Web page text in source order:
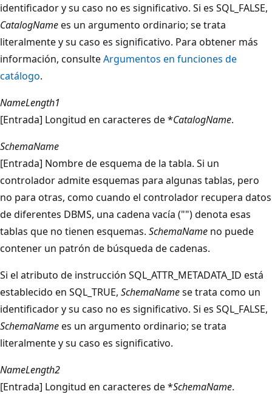
identificador y su caso no es significativo. Si es SQL_FALSE,
CatalogNamees un argumento ordinario; se trata
literalmente y su caso es significativo. Para obtener más
información, consulteArgumentos en funciones de
catálogo.
NameLength1
[Entrada] Longitud en caracteres de *CatalogName.
SchemaName
[Entrada] Nombre de esquema de la tabla. Si un
controlador admite esquemas para algunas tablas, pero
no para otras, como cuando el controlador recupera datos
de diferentes DBMS, una cadena vacía ("") denota esas
tablas que no tienen esquemas. SchemaName no puede
contener un patrón de búsqueda de cadenas.
Si el atributo de instrucción SQL_ATTR_METADATA_ID está
establecido en SQL_TRUE, SchemaNamese trata como un
identificador y su caso no es significativo. Si es SQL_FALSE,
SchemaNamees un argumento ordinario; se trata
literalmente y su caso es significativo.
NameLength2
[Entrada] Longitud en caracteres de *SchemaName.